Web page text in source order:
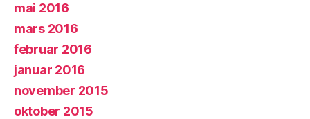
mai 2016
mars 2016
februar 2016
januar 2016
november 2015
oktober 2015